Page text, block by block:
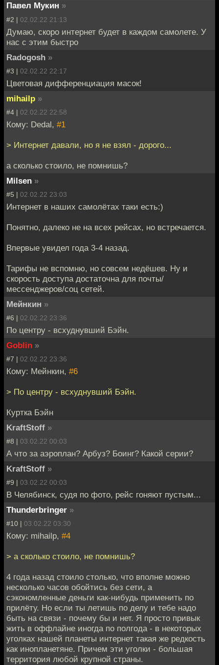
Павел Мукин »
#2 | 02.02.22 21:13
Думаю, скоро интернет будет в каждом самолете. У
нас с этим быстро
Radogosh »
#3 | 02.02.22 22:17
Цветовая дифференциация масок!
mihailp »
#4 | 02.02.22 22:58
Кому: Dedal, #1
> Интернет давали, но я не взял - дорого...
а сколько стоило, не помнишь?
Milsen »
#5 | 02.02.22 23:03
Интернет в наших самолётах таки есть:)
Понятно, далеко не на всех рейсах, но встречается.
Впервые увидел года 3-4 назад.
Тарифы не вспомню, но совсем недёшев. Ну и
скорость доступа достаточна для почты/
мессенджеров/соц сетей.
Мейнкин »
#6 | 02.02.22 23:36
По центру - всхуднувший Бэйн.
Goblin »
#7 | 02.02.22 23:36
Кому: Мейнкин, #6
> По центру - всхуднувший Бэйн.
Куртка Бэйн
KraftStoff »
#8 | 03.02.22 00:03
А что за аэроплан? Арбуз? Боинг? Какой серии?
KraftStoff »
#9 | 03.02.22 00:03
В Челябинск, судя по фото, рейс гоняют пустым...
Thunderbringer »
#10 | 03.02.22 03:30
Кому: mihailp, #4
> а сколько стоило, не помнишь?
4 года назад стоило столько, что вполне можно
несколько часов обойтись без сети, а
сэкономленные деньги как-нибудь применить по
прилёту. Но если ты летишь по делу и тебе надо
быть на связи - почему бы и нет. Я просто привык
жить в оффлайне иногда по полгода - в некоторых
уголках нашей планеты интернет такая же редкость
как инопланетяне. Причем эти уголки - большая
территория любой крупной страны.